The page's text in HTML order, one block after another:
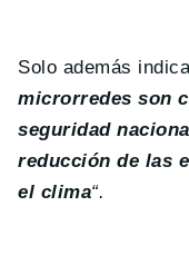
Solo además
microrredes son
seguridad
reducción de las
el clima“.